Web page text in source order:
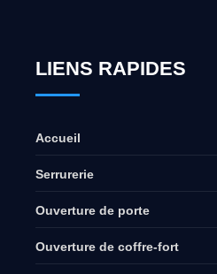
LIENS RAPIDES
Accueil
Serrurerie
Ouverture de porte
Ouverture de coffre-fort